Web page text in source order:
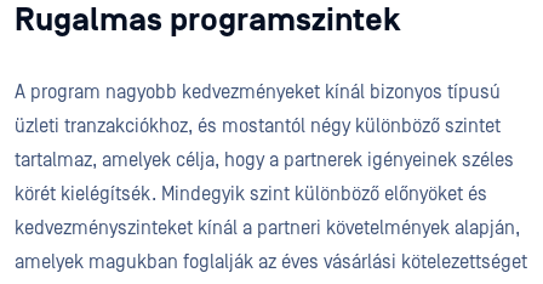
Rugalmas programszintek
A program nagyobb kedvezményeket kínál bizonyos típusú
üzleti tranzakciókhoz, és mostantól négy különböző szintet
tartalmaz, amelyek célja, hogy a partnerek igényeinek széles
körét kielégítsék. Mindegyik szint különböző előnyöket és
kedvezményszinteket kínál a partneri követelmények alapján,
amelyek magukban foglalják az éves vásárlási kötelezettséget